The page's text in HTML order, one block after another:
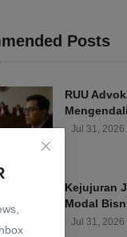
Posts
RUU
Jul 31, 2026
Kejujuran
Modal
Jul 31, 2026